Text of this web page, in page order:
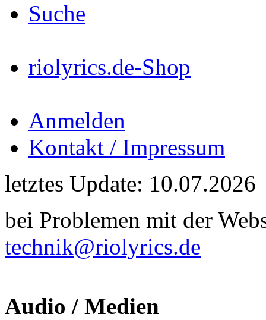
Suche
riolyrics.de-Shop
Anmelden
Kontakt / Impressum
letztes Update: 10.07.2026
bei Problemen mit der
technik@riolyrics.de
Audio / Medien